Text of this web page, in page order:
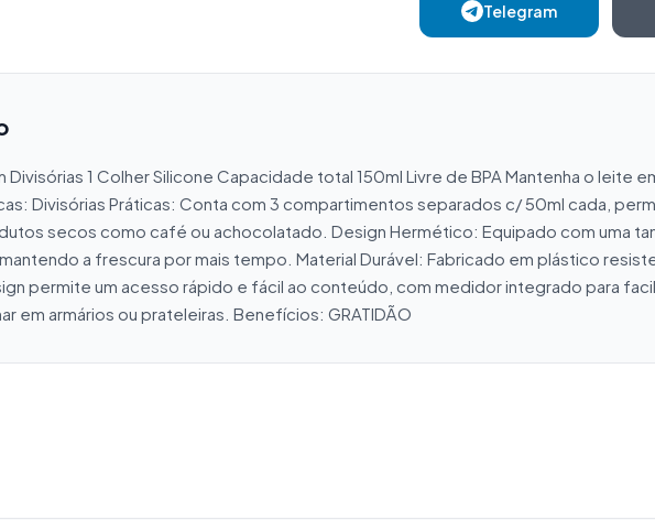
Telegram
Divisórias 1 Colher Silicone Capacidade total 150ml Livre de BPA Mantenha o
Divisórias Práticas: Conta com 3 compartimentos separados c/ 50ml cada,
secos como café ou achocolatado. Design Hermético: Equipado com uma
a frescura por mais tempo. Material Durável: Fabricado em plástico
permite um acesso rápido e fácil ao conteúdo, com medidor integrado para
em armários ou prateleiras. Benefícios: GRATIDÃO